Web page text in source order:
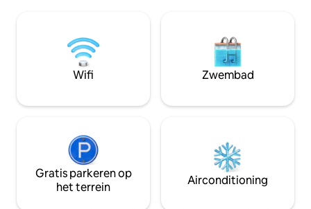
Wifi Zwembad
Gratis parkeren op
het terrein
Airconditioning